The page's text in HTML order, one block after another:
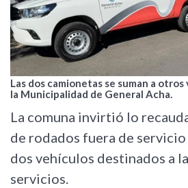
Las dos camionetas se suman a
la Municipalidad de General Acha.
La comuna invirtió lo
de rodados fuera de servicio
dos vehículos destinados a
servicios.